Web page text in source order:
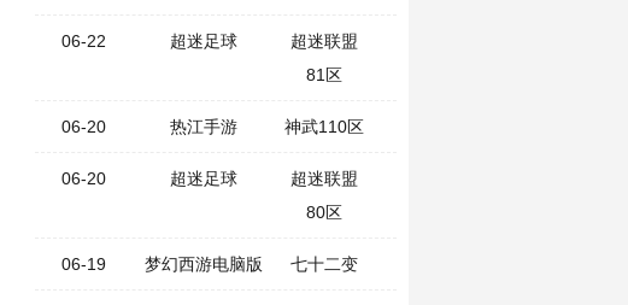
06-22 超迷足球
超迷联盟
81区
06-20 热江手游 神武110区
06-20 超迷足球
超迷联盟
80区
06-19 梦幻西游电脑版 七十二变